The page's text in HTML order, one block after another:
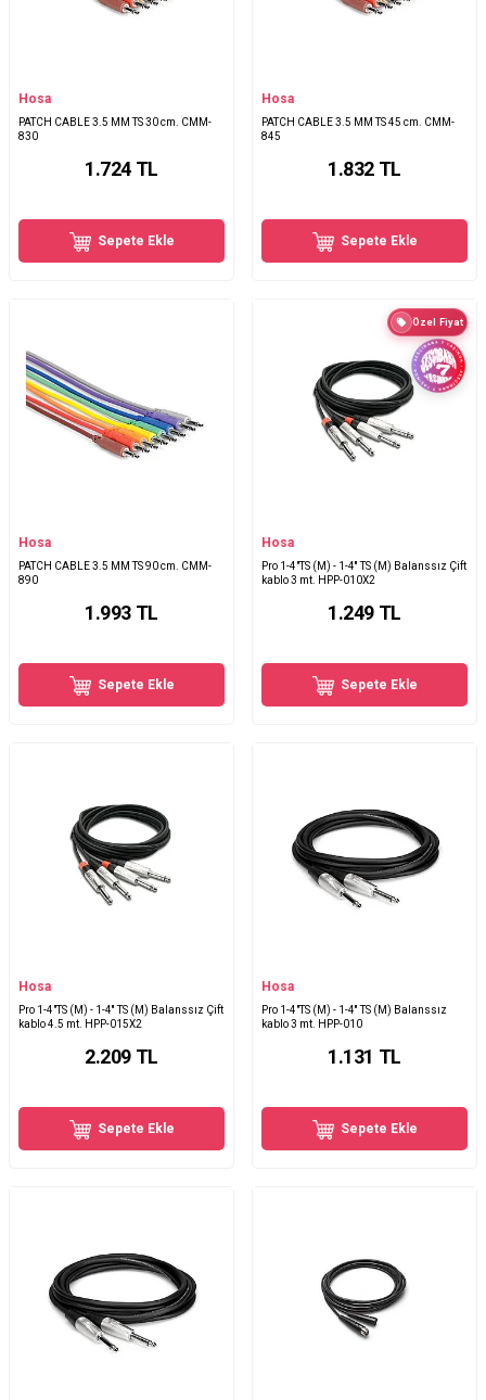
Hosa
PATCH CABLE 3.5 MM TS 30 cm. CMM-
830
1.724 TL
Sepete Ekle
Hosa
PATCH CABLE 3.5 MM TS 45 cm. CMM-
845
1.832 TL
Sepete Ekle
Hosa
PATCH CABLE 3.5 MM TS 90 cm. CMM-
890
1.993 TL
Sepete Ekle
Özel Fiyat
Hosa
Pro 1-4"TS (M) - 1-4'' TS (M) Balanssız Çift
kablo 3 mt. HPP-010X2
1.249 TL
Sepete Ekle
Hosa
Pro 1-4"TS (M) - 1-4'' TS (M) Balanssız Çift
kablo 4.5 mt. HPP-015X2
2.209 TL
Sepete Ekle
Hosa
Pro 1-4"TS (M) - 1-4'' TS (M) Balanssız
kablo 3 mt. HPP-010
1.131 TL
Sepete Ekle